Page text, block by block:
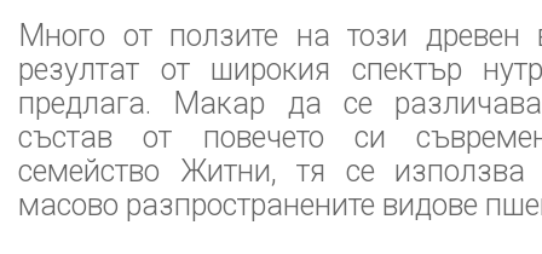
Много от ползите на този
резултат от широкия спектър
предлага. Макар да се
състав от повечето си
семейство Житни, тя се
масово разпространените видове